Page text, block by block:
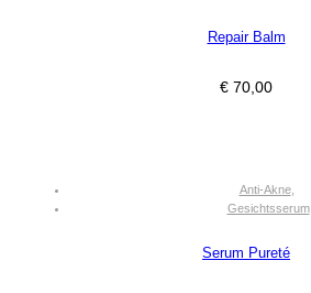
Repair Balm
€ 70,00
Anti-Akne,
Gesichtsserum
Serum Pureté